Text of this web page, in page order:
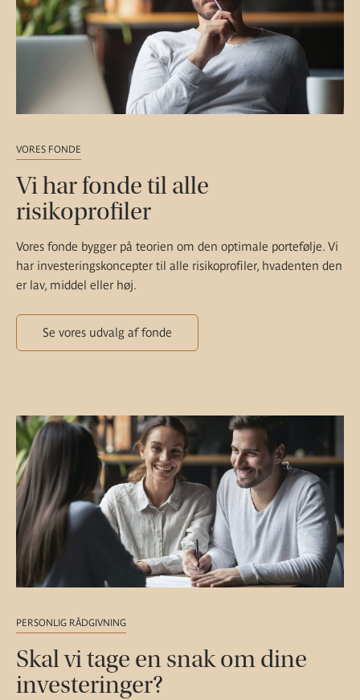
VORES FONDE
Vi har fonde til alle
risikoprofiler
Vores fonde bygger på teorien om den optimale portefølje. Vi
har investeringskoncepter til alle risikoprofiler, hvadenten den
er lav, middel eller høj.
Se vores udvalg af fonde
PERSONLIG RÅDGIVNING
Skal vi tage en snak om dine
investeringer?